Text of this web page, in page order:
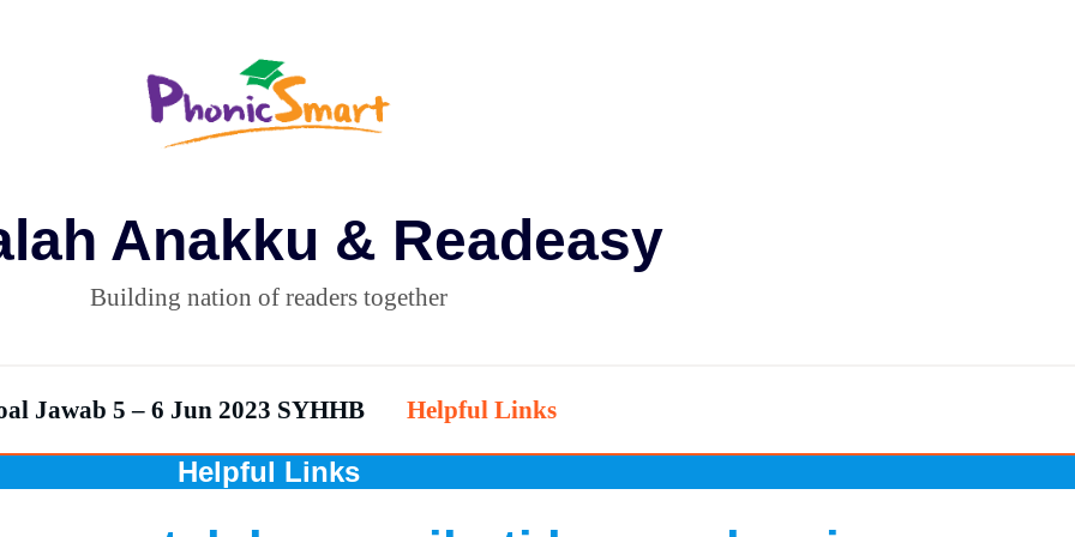
Anakku & Readeasy
Building nation of readers together
Jawab 5 – 6 Jun 2023 SYHHB Helpful Links
Helpful Links